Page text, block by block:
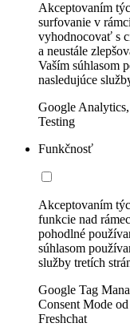
Akceptovaním
surfovanie v
vyhodnocovať s
a neustále
Vaším súhlasom
nasledujúce
Google
Testing
Funkčnosť
Akceptovaním
funkcie nad
pohodlné
súhlasom
služby tretích
Google Tag
Consent Mode
Freshchat